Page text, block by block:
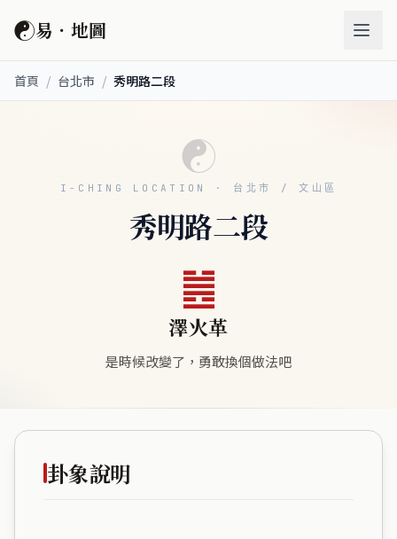
☯易．地圖
首頁 / 台北市 / 秀明路二段
☯
I-CHING LOCATION · 台北市 / 文山區
秀明路二段
䷰
澤火革
是時候改變了，勇敢換個做法吧
卦象說明